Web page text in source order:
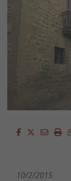
Facebook
Twitter
Email
10/2/2015